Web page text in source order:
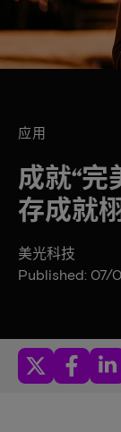
应用
成就“完
存成就
美光科技
Published: 07/